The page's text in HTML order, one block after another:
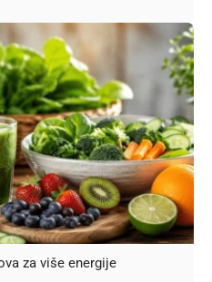
za više energije